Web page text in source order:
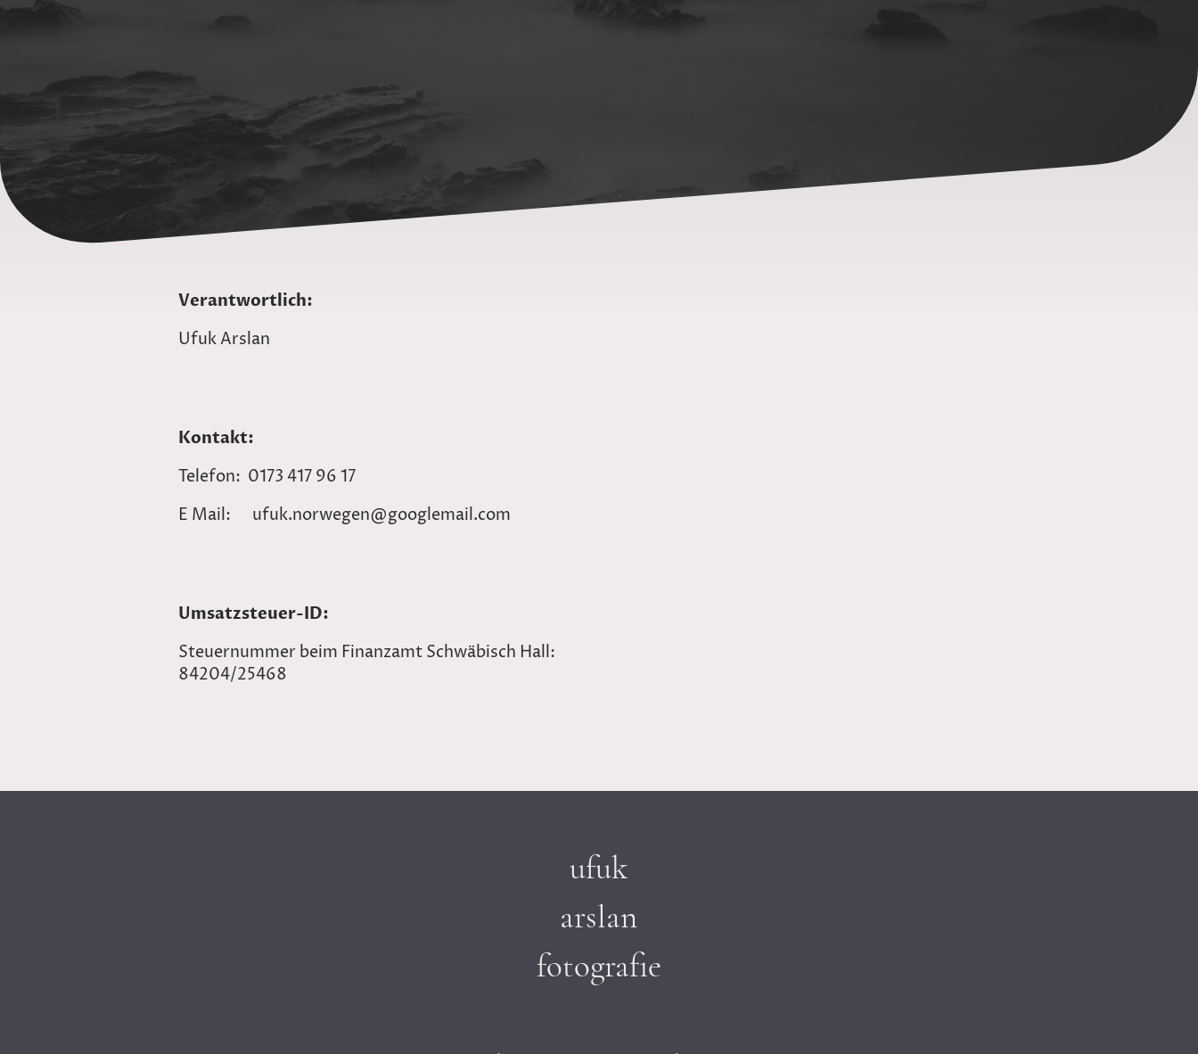
Verantwortlich:
Ufuk Arslan
Kontakt:
Telefon: 0173 417 96 17
E Mail: ufuk.norwegen@googlemail.com
Umsatzsteuer-ID:
Steuernummer beim Finanzamt Schwäbisch Hall:
84204/25468
ufuk
arslan
fotografie